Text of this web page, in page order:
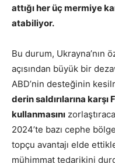
attığı her üç mermiye
atabiliyor.
Bu durum, Ukrayna’nın
açısından büyük bir
ABD’nin desteğinin
derin saldırılarına
kullanmasını
2024’te bazı cephe
topçu avantajı elde
mühimmat tedarikini